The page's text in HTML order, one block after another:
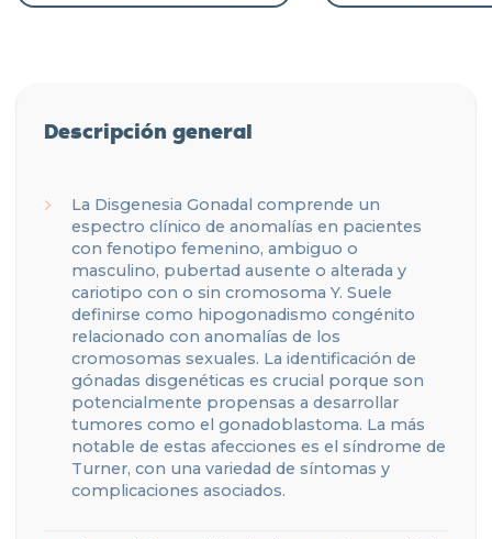
Descripción general
La Disgenesia Gonadal comprende un
espectro clínico de anomalías en pacientes
con fenotipo femenino, ambiguo o
masculino, pubertad ausente o alterada y
cariotipo con o sin cromosoma Y. Suele
definirse como hipogonadismo congénito
relacionado con anomalías de los
cromosomas sexuales. La identificación de
gónadas disgenéticas es crucial porque son
potencialmente propensas a desarrollar
tumores como el gonadoblastoma. La más
notable de estas afecciones es el síndrome de
Turner, con una variedad de síntomas y
complicaciones asociados.